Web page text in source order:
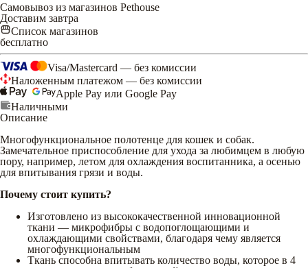
Самовывоз из магазинов Pethouse
Доставим завтра
Список магазинов
бесплатно
Visa/Mastercard — без комиссии
Наложенным платежом — без комиссии
Apple Pay или Google Pay
Наличными
Описание
Многофункциональное полотенце для кошек и собак.
Замечательное приспособление для ухода за любимцем в любую
пору, например, летом для охлаждения воспитанника, а осенью
для впитывания грязи и воды.
Почему стоит купить?
Изготовлено из высококачественной инновационной
ткани — микрофибры с водопоглощающими и
охлаждающими свойствами, благодаря чему является
многофункциональным
Ткань способна впитывать количество воды, которое в 4